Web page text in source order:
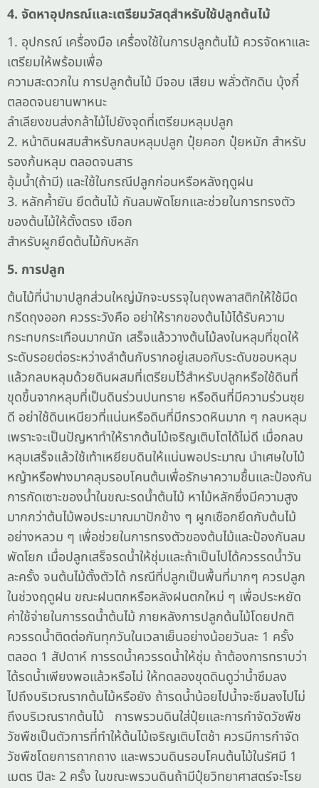
4. จัดหาอุปกรณ์และเตรียมวัสดุสำหรับใช้ปลูกต้นไม้
1. อุปกรณ์ เครื่องมือ เครื่องใช้ในการปลูกต้นไม้ ควรจัดหาและ
เตรียมให้พร้อมเพื่อ
ความสะดวกใน การปลูกต้นไม้ มีจอบ เสียม พลั่วตักดิน บุ้งกี๋
ตลอดจนยานพาหนะ
ลำเลียงขนส่งกล้าไม้ไปยังจุดที่เตรียมหลุมปลูก
2. หน้าดินผสมสำหรับกลบหลุมปลูก ปุ๋ยคอก ปุ๋ยหมัก สำหรับ
รองก้นหลุม ตลอดจนสาร
อุ้มน้ำ(ถ้ามี) และใช้ในกรณีปลูกก่อนหรือหลังฤดูฝน
3. หลักค้ำยัน ยึดต้นไม้ กันลมพัดโยกและช่วยในการทรงตัว
ของต้นไม้ให้ตั้งตรง เชือก
สำหรับผูกยึดต้นไม้กับหลัก
5. การปลูก
ต้นไม้ที่นำมาปลูกส่วนใหญ่มักจะบรรจุในถุงพลาสติกให้ใช้มีด
กรีดถุงออก ควรระวังคือ อย่าให้รากของต้นไม้ได้รับความ
กระทบกระเทือนมากนัก เสร็จแล้ววางต้นไม้ลงในหลุมที่ขุดให้
ระดับรอยต่อระหว่างลำต้นกับรากอยู่เสมอกับระดับขอบหลุม
แล้วกลบหลุมด้วยดินผสมที่เตรียมไว้สำหรับปลูกหรือใช้ดินที่
ขุดขึ้นจากหลุมที่เป็นดินร่วนปนทราย หรือดินที่มีความร่วนซุย
ดี อย่าใช้ดินเหนียวที่แน่นหรือดินที่มีกรวดหินมาก ๆ กลบหลุม
เพราะจะเป็นปัญหาทำให้รากต้นไม้เจริญเติบโตได้ไม่ดี เมื่อกลบ
หลุมเสร็จแล้วใช้เท้าเหยียบดินให้แน่นพอประมาณ นำเศษใบไม้
หญ้าหรือฟางมาคลุมรอบโคนต้นเพื่อรักษาความชื้นและป้องกัน
การกัดเซาะของน้ำในขณะรดน้ำต้นไม้ หาไม้หลักซึ่งมีความสูง
มากกว่าต้นไม้พอประมาณมาปักข้าง ๆ ผูกเชือกยึดกับต้นไม้
อย่างหลวม ๆ เพื่อช่วยในการทรงตัวของต้นไม้และป้องกันลม
พัดโยก เมื่อปลูกเสร็จรดน้ำให้ชุ่มและถ้าเป็นไปได้ควรรดน้ำวัน
ละครั้ง จนต้นไม้ตั้งตัวได้ กรณีที่ปลูกเป็นพื้นที่มากๆ ควรปลูก
ในช่วงฤดูฝน ขณะฝนตกหรือหลังฝนตกใหม่ ๆ เพื่อประหยัด
ค่าใช้จ่ายในการรดน้ำต้นไม้ ภายหลังการปลูกต้นไม้โดยปกติ
ควรรดน้ำติดต่อกันทุกวันในเวลาเย็นอย่างน้อยวันละ 1 ครั้ง
ตลอด 1 สัปดาห์ การรดน้ำควรรดน้ำให้ชุ่ม ถ้าต้องการทราบว่า
ได้รดน้ำเพียงพอแล้วหรือไม่ ให้ทดลองขุดดินดูว่าน้ำซึมลง
ไปถึงบริเวณรากต้นไม้หรือยัง ถ้ารดน้ำน้อยไปน้ำจะซึมลงไปไม่
ถึงบริเวณรากต้นไม้ การพรวนดินใส่ปุ๋ยและการกำจัดวัชพืช
วัชพืชเป็นตัวการที่ทำให้ต้นไม้เจริญเติบโตช้า ควรมีการกำจัด
วัชพืชโดยการถากถาง และพรวนดินรอบโคนต้นไม้ในรัศมี 1
เมตร ปีละ 2 ครั้ง ในขณะพรวนดินถ้ามีปุ๋ยวิทยาศาสตร์จะโรย